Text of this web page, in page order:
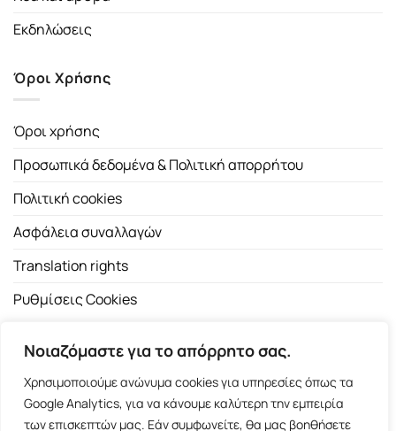
Νοιαζόμαστε για το απόρρητο σας.
Χρησιμοποιούμε ανώνυμα cookies για υπηρεσίες όπως τα
Google Analytics, για να κάνουμε καλύτερη την εμπειρία
των επισκεπτών μας. Εάν συμφωνείτε, θα μας βοηθήσετε
Εκδηλώσεις
Όροι Χρήσης
Όροι χρήσης
Προσωπικά δεδομένα & Πολιτική απορρήτου
Πολιτική cookies
Ασφάλεια συναλλαγών
Translation rights
Ρυθμίσεις Cookies